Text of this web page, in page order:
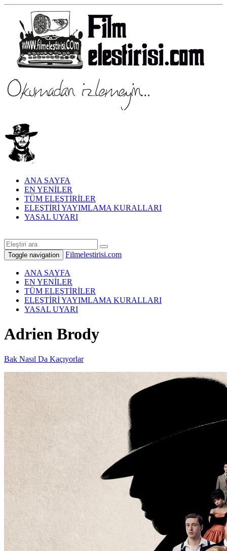
ANA SAYFA
EN YENİLER
TÜM ELEŞTİRİLER
ELEŞTİRİ YAYIMLAMA KURALLARI
YASAL UYARI
Toggle navigation Filmelestirisi.com
ANA SAYFA
EN YENİLER
TÜM ELEŞTİRİLER
ELEŞTİRİ YAYIMLAMA KURALLARI
YASAL UYARI
Adrien Brody
Bak Nasıl Da Kaçıyorlar